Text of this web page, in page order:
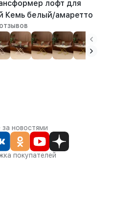
лофт для
Кемь белый/амаретто
новостями
покупателей